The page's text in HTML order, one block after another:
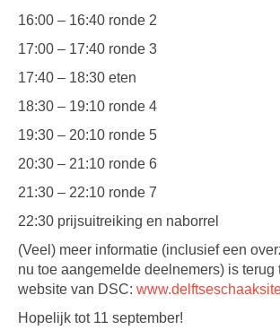
16:00 – 16:40 ronde 2
17:00 – 17:40 ronde 3
17:40 – 18:30 eten
18:30 – 19:10 ronde 4
19:30 – 20:10 ronde 5
20:30 – 21:10 ronde 6
21:30 – 22:10 ronde 7
22:30 prijsuitreiking en naborrel
(Veel) meer informatie (inclusief een
nu toe aangemelde deelnemers) is terug
website van DSC:
Hopelijk tot 11 september!